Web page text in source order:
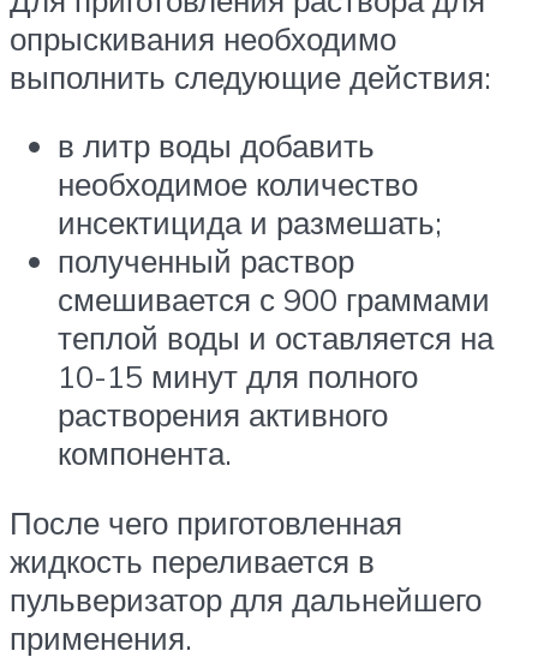
опрыскивания необходимо
выполнить следующие действия:
в литр воды добавить
необходимое количество
инсектицида и размешать;
полученный раствор
смешивается с 900 граммами
теплой воды и оставляется на
10-15 минут для полного
растворения активного
компонента.
После чего приготовленная
жидкость переливается в
пульверизатор для дальнейшего
применения.